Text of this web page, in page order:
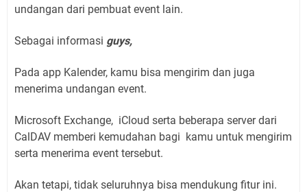
undangan dari pembuat event lain.
Sebagai informasi guys,
Pada app Kalender, kamu bisa mengirim dan juga
menerima undangan event.
Microsoft Exchange, iCloud serta beberapa server dari
CalDAV memberi kemudahan bagi kamu untuk mengirim
serta menerima event tersebut.
Akan tetapi, tidak seluruhnya bisa mendukung fitur ini.